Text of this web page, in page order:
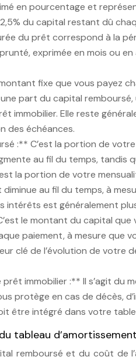
en pourcentage et
du capital restant dû
du prêt correspond à la
exprimée en mois ou
fixe que vous payez
part du capital
immobilier. Elle reste
des échéances.
:** C’est la portion de
au fil du temps, tandis
la portion de votre
au fil du temps, à
intérêts est généralement
le montant du capital
paiement, à mesure que
clé de l’évolution de
prêt immobilier :** Il s’agit
protège en cas de décès,
être intégré dans votre
tableau
remboursé et du coût de